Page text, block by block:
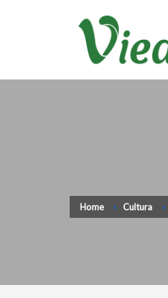
Home Cultura